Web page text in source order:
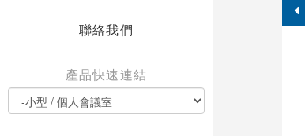
聯絡我們
產品快速連結